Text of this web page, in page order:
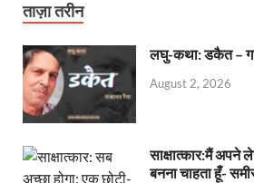
ताज़ा तरीन
लघु-कथा: डकैत –
August 2, 2026
साक्षात्कार:मैं
बनना चाहता हूँ-